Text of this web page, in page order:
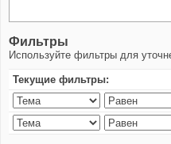
Фильтры
Используйте фильтры для
Текущие фильтры: